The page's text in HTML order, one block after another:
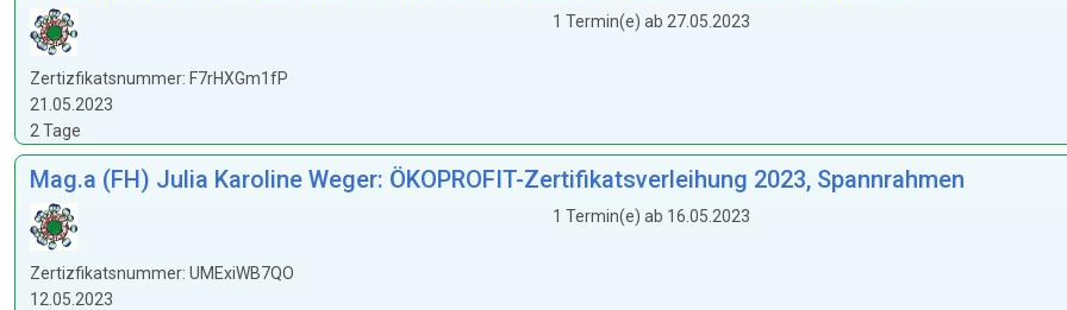
Zertizfikatsnummer: F7rHXGm1fP
21.05.2023
2 Tage
1 Termin(e) ab 27.05.2023
Mag.a (FH) Julia Karoline Weger: ÖKOPROFIT-Zertifikatsverleihung 2023, Spannrahmen
Zertizfikatsnummer: UMExiWB7QO
12.05.2023
1 Termin(e) ab 16.05.2023